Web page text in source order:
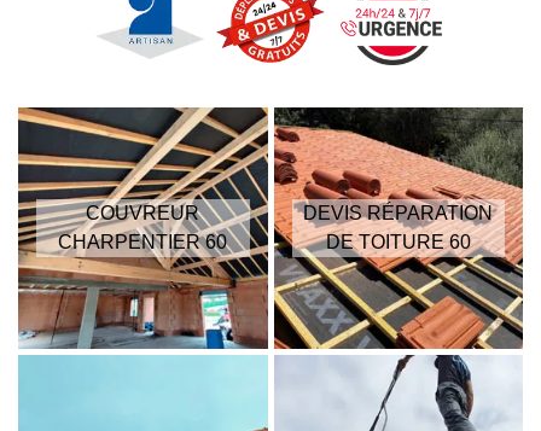
COUVREUR
CHARPENTIER 60
DEVIS RÉPARATION
DE TOITURE 60